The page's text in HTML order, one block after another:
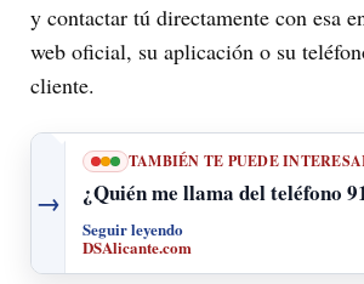
y contactar tú directamente con esa
web oficial, su aplicación o su
cliente.
→
TAMBIÉN TE PUEDE
¿Quién me llama del teléfono
Seguir leyendo
DSAlicante.com